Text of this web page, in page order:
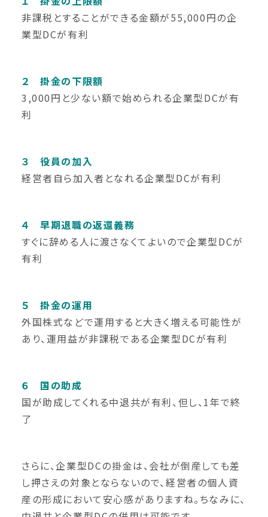
非課税とすることができる金額が55,000円の企
業型DCが有利
２ 掛金の下限額
3,000円と少ない額で始められる企業型DCが有
利
３ 役員の加入
経営者自ら加入者となれる企業型DCが有利
４ 早期退職の返還義務
すぐに辞める人に渡さなくてよいので企業型DCが
有利
５ 掛金の運用
外国株式などで運用すると大きく増える可能性が
あり、運用益が非課税である企業型DCが有利
６ 国の助成
国が助成してくれる中退共が有利、但し、1年で終
了
さらに、企業型DCの掛金は、会社が倒産しても差
し押さえの対象とならないので、経営者の個人資
産の形成において安心感がありますね。ちなみに、